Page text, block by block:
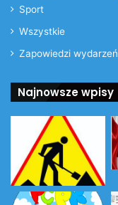
Sport
Wszystkie
Zapowiedzi wydarzeń
Najnowsze wpisy